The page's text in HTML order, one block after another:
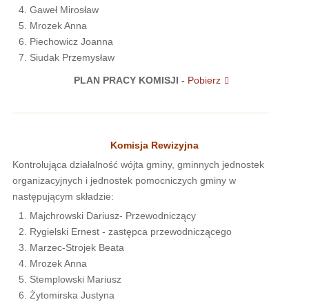
Gaweł Mirosław
Mrozek Anna
Piechowicz Joanna
Siudak Przemysław
PLAN PRACY KOMISJI - Pobierz
Komisja Rewizyjna
Kontrolująca działalność wójta gminy, gminnych jednostek
organizacyjnych i jednostek pomocniczych gminy w
następującym składzie:
Majchrowski Dariusz- Przewodniczący
Rygielski Ernest - zastępca przewodniczącego
Marzec-Strojek Beata
Mrozek Anna
Stemplowski Mariusz
Żytomirska Justyna